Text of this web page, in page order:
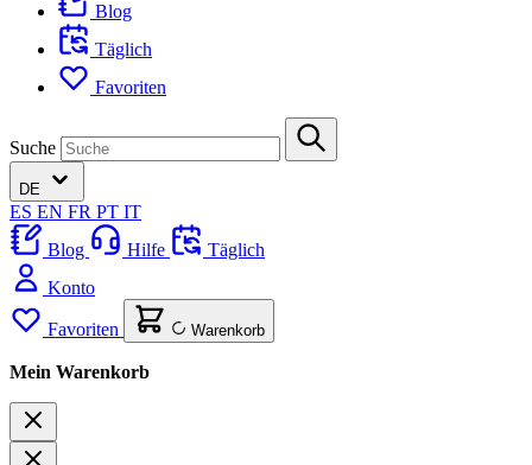
Blog
Täglich
Favoriten
Suche
DE
ES EN FR PT IT
Blog
Hilfe
Täglich
Konto
Favoriten Warenkorb
Mein Warenkorb